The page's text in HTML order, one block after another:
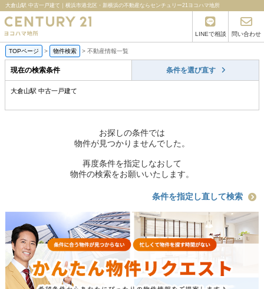
大倉山駅 中古一戸建て｜横浜市港北区・新横浜の不動産ならセンチュリー21ヨコハマ地所
LINEで相談 問い合わせ
TOPページ > 物件検索 > 不動産情報一覧
現在の検索条件 条件を選び直す
大倉山駅 中古一戸建て
お探しの条件では
物件が見つかりませんでした。
再度条件を指定しなおして
物件の検索をお願いいたします。
条件を指定し直して検索